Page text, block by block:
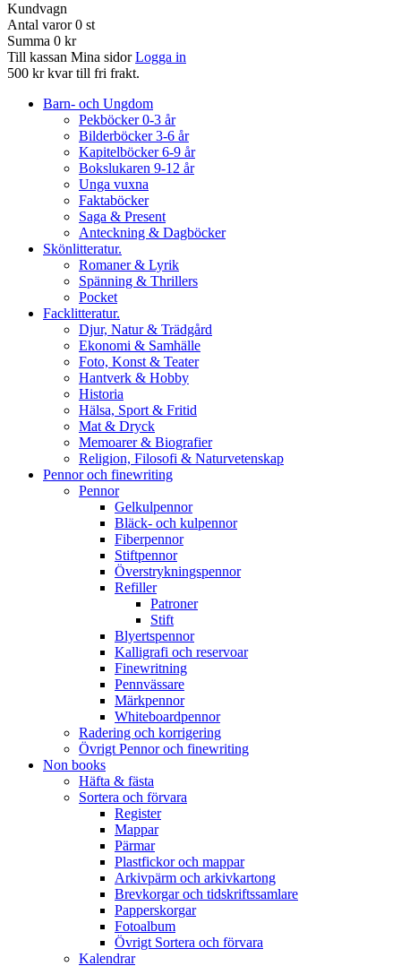
Kundvagn
Antal varor 0 st
Summa 0 kr
Till kassan Mina sidor Logga in
500 kr kvar till fri frakt.
Barn- och Ungdom
Pekböcker 0-3 år
Bilderböcker 3-6 år
Kapitelböcker 6-9 år
Bokslukaren 9-12 år
Unga vuxna
Faktaböcker
Saga & Present
Anteckning & Dagböcker
Skönlitteratur.
Romaner & Lyrik
Spänning & Thrillers
Pocket
Facklitteratur.
Djur, Natur & Trädgård
Ekonomi & Samhälle
Foto, Konst & Teater
Hantverk & Hobby
Historia
Hälsa, Sport & Fritid
Mat & Dryck
Memoarer & Biografier
Religion, Filosofi & Naturvetenskap
Pennor och finewriting
Pennor
Gelkulpennor
Bläck- och kulpennor
Fiberpennor
Stiftpennor
Överstrykningspennor
Refiller
Patroner
Stift
Blyertspennor
Kalligrafi och reservoar
Finewritning
Pennvässare
Märkpennor
Whiteboardpennor
Radering och korrigering
Övrigt Pennor och finewriting
Non books
Häfta & fästa
Sortera och förvara
Register
Mappar
Pärmar
Plastfickor och mappar
Arkivpärm och arkivkartong
Brevkorgar och tidskriftssamlare
Papperskorgar
Fotoalbum
Övrigt Sortera och förvara
Kalendrar